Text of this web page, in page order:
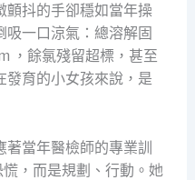
顫抖的手卻穩如當年操
吸一口涼氣：總溶解固
，餘氯殘留超標，甚至
發育的小女孩來說，是
當年醫檢師的專業訓
，而是規劃、行動。她